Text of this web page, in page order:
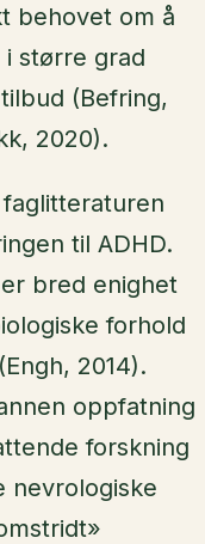
behovet om å
større grad
(Befring,
2020).
til ADHD.
bred enighet
forhold
2014).
oppfatning
forskning
nevrologiske